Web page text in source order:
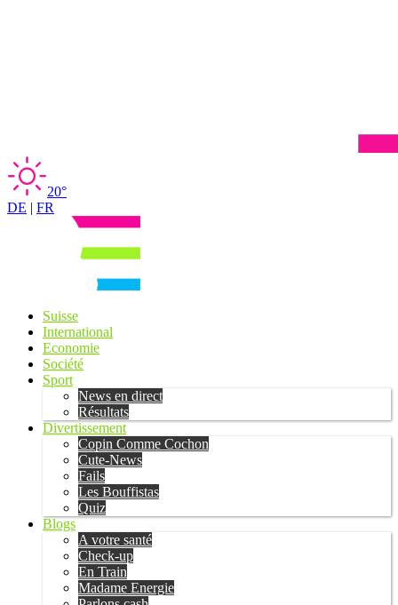
20°
DE | FR
Suisse
International
Economie
Société
Sport
News en direct
Résultats
Divertissement
Copin Comme Cochon
Cute-News
Fails
Les Bouffistas
Quiz
Blogs
A votre santé
Check-up
En Train
Madame Energie